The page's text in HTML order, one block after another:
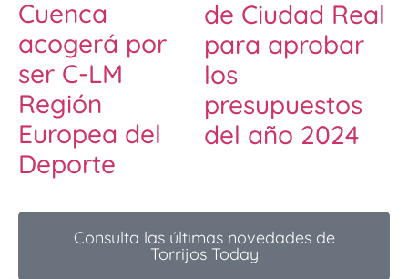
Cuenca
acogerá por
ser C-LM
Región
Europea del
Deporte
de Ciudad Real
para aprobar
los
presupuestos
del año 2024
Consulta las últimas novedades de
Torrijos Today